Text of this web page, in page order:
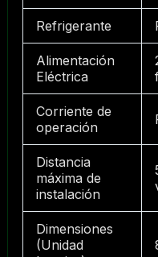
Refrigerante
Alimentación
Eléctrica
Corriente de
operación
Distancia
máxima de
instalación
Dimensiones
(Unidad